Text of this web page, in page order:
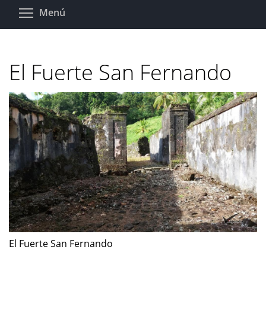
Pasar
Menú
El Fuerte San Fernando
El Fuerte San Fernando